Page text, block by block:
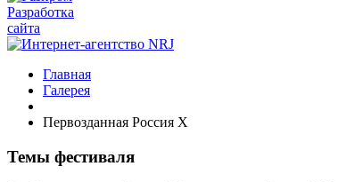
Разработка
сайта
Главная
Галерея
Первозданная Россия X
Темы фестиваля